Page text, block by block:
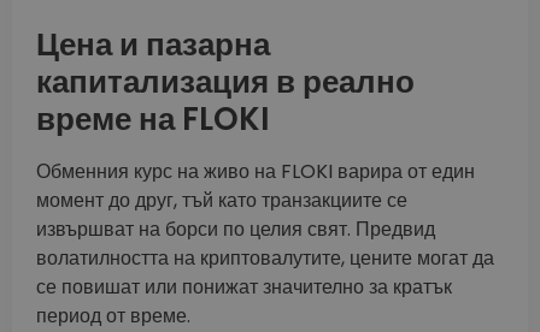
Цена и пазарна
капитализация в реално
време на FLOKI
Обменния курс на живо на FLOKI варира от един
момент до друг, тъй като транзакциите се
извършват на борси по целия свят. Предвид
волатилността на криптовалутите, цените могат да
се повишат или понижат значително за кратък
период от време.